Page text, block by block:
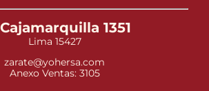
1351
Lima 15427
zarate@yohersa.com
Anexo Ventas: 3105